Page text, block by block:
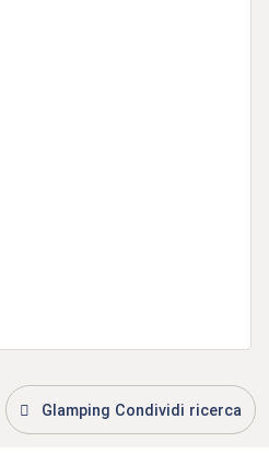
Glamping Condividi ricerca